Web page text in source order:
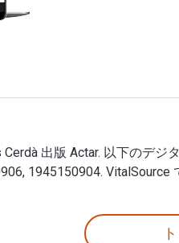
出版 Actar. 以下のデ
1945150904. VitalSource